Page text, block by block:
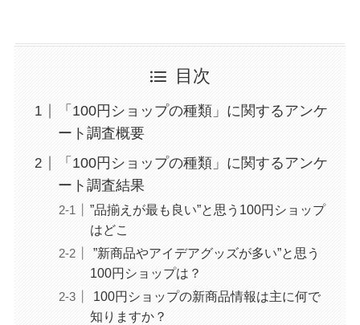
目次
「100円ショップの種類」に関するアンケ
ート調査概要
「100円ショップの種類」に関するアンケ
ート調査結果
”品揃えが最も良い”と思う100円ショップ
はどこ
”新商品やアイデアグッズが多い”と思う
100円ショップは？
100円ショップの新商品情報は主に何で
知りますか？